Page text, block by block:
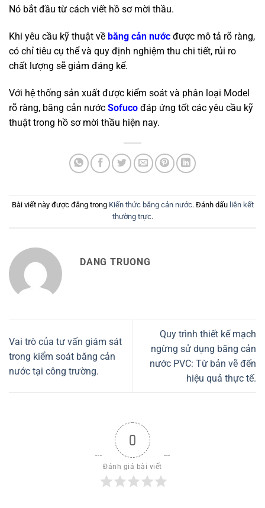
Nó bắt đầu từ cách viết hồ sơ mời thầu.
Khi yêu cầu kỹ thuật về băng cản nước được mô tả rõ ràng,
có chỉ tiêu cụ thể và quy định nghiệm thu chi tiết, rủi ro
chất lượng sẽ giảm đáng kể.
Với hệ thống sản xuất được kiểm soát và phân loại Model
rõ ràng, băng cản nước Sofuco đáp ứng tốt các yêu cầu kỹ
thuật trong hồ sơ mời thầu hiện nay.
Bài viết này được đăng trong Kiến thức băng cản nước. Đánh dấu liên kết
thường trực.
DANG TRUONG
Vai trò của tư vấn giám sát
trong kiểm soát băng cản
nước tại công trường.
Quy trình thiết kế mạch
ngừng sử dụng băng cản
nước PVC: Từ bản vẽ đến
hiệu quả thực tế.
0
Đánh giá bài viết